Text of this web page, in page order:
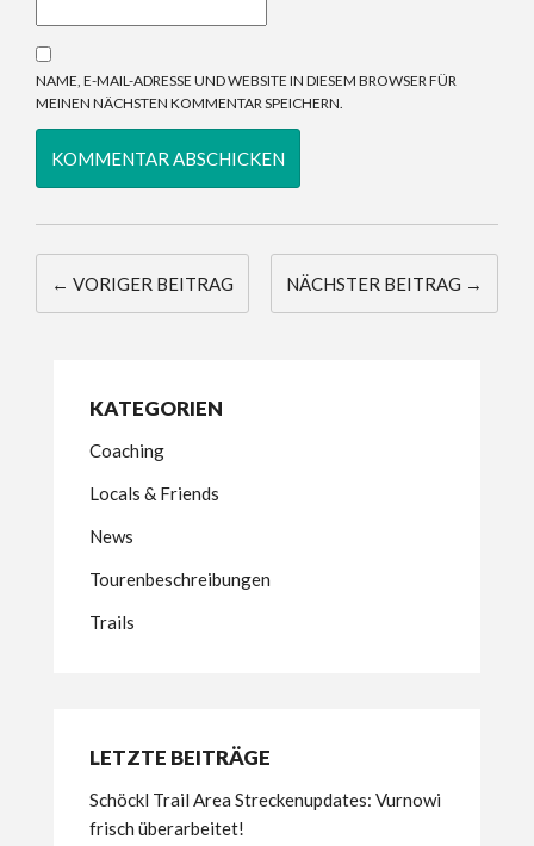
NAME, E-MAIL-ADRESSE UND WEBSITE IN DIESEM BROWSER FÜR
MEINEN NÄCHSTEN KOMMENTAR SPEICHERN.
← VORIGER BEITRAG NÄCHSTER BEITRAG →
KATEGORIEN
Coaching
Locals & Friends
News
Tourenbeschreibungen
Trails
LETZTE BEITRÄGE
Schöckl Trail Area Streckenupdates: Vurnowi
frisch überarbeitet!